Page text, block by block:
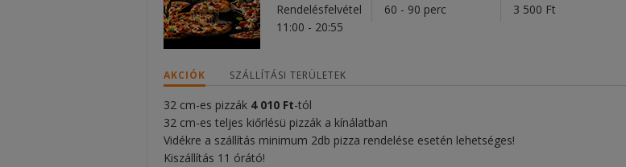
Rendelésfelvétel
11:00 - 20:55
60 - 90 perc
3 500 Ft
AKCIÓK SZÁLLÍTÁSI TERÜLETEK
32 cm-es pizzák 4 010 Ft-tól
32 cm-es teljes kiőrlésü pizzák a kínálatban
Vidékre a szállítás minimum 2db pizza rendelése esetén lehetséges!
Kiszállítás 11 órátó!